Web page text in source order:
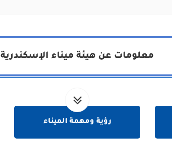
معلومات عن هيئة ميناء الإسكندرية
رؤية ومهمة الميناء